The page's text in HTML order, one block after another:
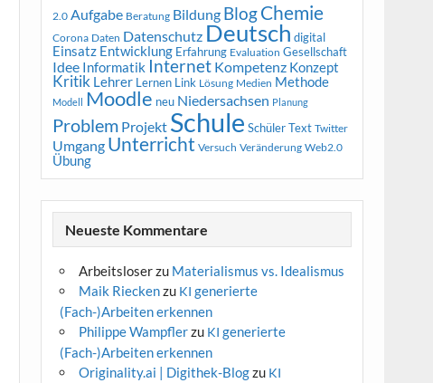
2.0 Aufgabe Beratung Bildung BlogChemie
Corona Daten Datenschutz Deutsch digital
Einsatz Entwicklung Erfahrung Evaluation Gesellschaft
Idee Informatik Internet Kompetenz Konzept
Kritik Lehrer Lernen Link Lösung Medien Methode
Modell Moodle neu Niedersachsen Planung
Problem Projekt Schule Schüler Text Twitter
Umgang Unterricht Versuch Veränderung Web2.0
Übung
Neueste Kommentare
Arbeitsloserzu Materialismus vs. Idealismus
Maik Rieckenzu KI generierte
(Fach-)Arbeiten erkennen
Philippe Wampflerzu KI generierte
(Fach-)Arbeiten erkennen
Originality.ai | Digithek-Blogzu KI